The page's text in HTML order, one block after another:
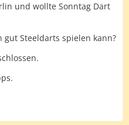
und wollte Sonntag Dart
Steeldarts spielen kann?